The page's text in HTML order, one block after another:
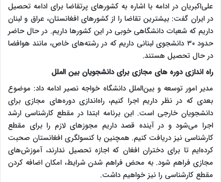
علی‌اکبریان در ادامه با اشاره به کشورهای پرتقاضا برای ادامه تحصیل
در ایران گفت: بیشترین تقاضا را از کشورهای افغانستان، عراق و لبنان
داریم که شعبات دانشگاهی خوبی در این کشورها داریم. در حال حاضر
حدود ۳۰ دانشجوی لبنانی داریم که در رشته‌های خاص، مانند هوافضا
در حال تحصیل هستند.
راه اندازی دوره های مجازی برای دانشجویان بین الملل
مدیر امور توسعه و بین‌الملل دانشگاه خواجه نصیر ادامه داد: موضوع
بعدی که در نظر داریم اجرا کنیم، راه‌اندازی دوره‌های مجازی برای
دانشجویان خارجی است. این برنامه ابتدا در مقطع کارشناسی ارشد
اجرا می‌شود و در آینده قصد داریم مجوزهای لازم را برای مقطع
کارشناسی نیز دریافت کنیم. همچنین با کنسولگری افغانستان صحبت
کرده‌ایم تا برای دختران افغان که اجازه تحصیل ندارند، آموزش‌های
مجازی فراهم شود. به محض فراهم شدن شرایط، امکان اضافه کردن
مقطع کارشناسی را نیز خواهیم داشت.